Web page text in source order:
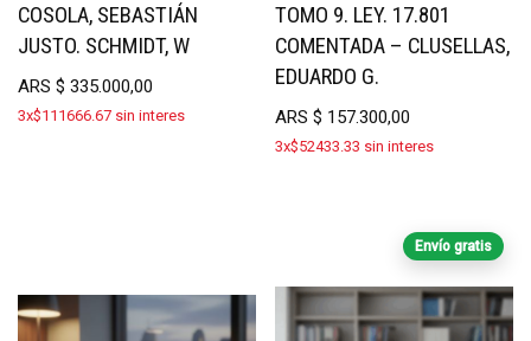
COSOLA, SEBASTIÁN
JUSTO. SCHMIDT, W
ARS $ 335.000,00
3x$111666.67 sin interes
TOMO 9. LEY. 17.801
COMENTADA – CLUSELLAS,
EDUARDO G.
ARS$ 157.300,00
3x$52433.33 sin interes
Envío gratis